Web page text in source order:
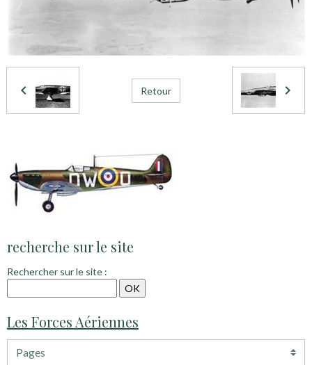
Retour
recherche sur le site
Rechercher sur le site :
Les Forces Aériennes